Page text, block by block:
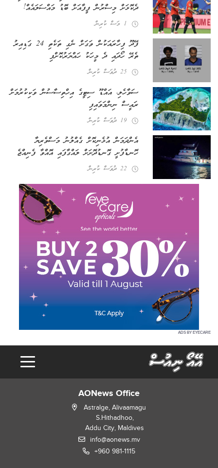
ދެކޮޅަށް މިސްރުން ފީފާއަށް ބޮޑު މައްސަލައެއް!
1 މަސް ކުރިން
ފޭދޫ ފިހާރައަކުން ވަގަށް ނެގި ތަކެތި 24 ގަޑިއިރު
ތެރޭ ހޯދައި ދެ މީހަކު ހައްޔަރުކޮށްފި
25 ދުވަސް ކުރިން
ސަވާހެލި، އައްޑޫ ސިޓީގެ އިހްތިސާސުން ވަކިކުރުމަށް
ރައީސް ނިންމަވައިފި
19 ދުވަސް ކުރިން
އެންދަމަން އުޅެނިކޮށް ގެއްލުނު މަސްވެރިޔާ
ހޮނޑާފުށީ ގޮނޑުދޮށަށް ލައްގާފައި އޮއްވާ ފެނިއްޖެ
22 ދުވަސް ކުރިން
ADS BY EYECARE
AONews Office
Astralge, Alivaamagu
S.Hithadhoo,
Addu City, Maldives
info@aonews.mv
+960 981-1115